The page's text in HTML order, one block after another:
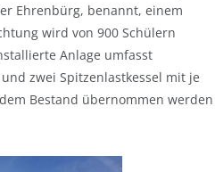
Ehrenbürg, benannt, einem
wird von 900 Schülern
Anlage umfasst
zwei Spitzenlastkessel mit je
Bestand übernommen werden